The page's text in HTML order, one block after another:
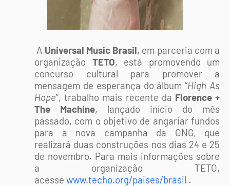
A Universal Music Brasil, em parceria com a
organização
TETO, está promovendo um
concurso cultural para promover a
mensagem de esperança do álbum “High As
Hope”, trabalho mais recente da Florence +
The Machine, lançado início do mês
passado, com o objetivo de angariar fundos
para a nova campanha da ONG, que
realizará duas construções nos dias 24 e 25
de novembro. Para mais informações sobre
a organização TETO,
acesse www.techo.org/paises/brasil .